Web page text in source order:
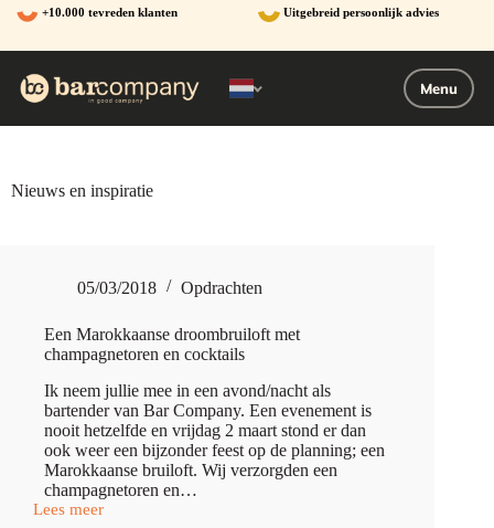
Ga
naar
de
Menu
+10.000 tevreden klanten Uitgebreid persoonlijk advies
Nieuws en inspiratie
05/03/2018 Opdrachten
Een Marokkaanse droombruiloft met
champagnetoren en cocktails
Ik neem jullie mee in een avond/nacht als
bartender van Bar Company. Een evenement is
nooit hetzelfde en vrijdag 2 maart stond er dan
ook weer een bijzonder feest op de planning; een
Marokkaanse bruiloft. Wij verzorgden een
champagnetoren en…
Lees meer
Een